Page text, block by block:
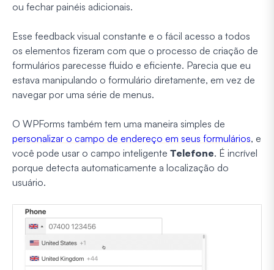
ou fechar painéis adicionais.
Esse feedback visual constante e o fácil acesso a todos
os elementos fizeram com que o processo de criação de
formulários parecesse fluido e eficiente. Parecia que eu
estava manipulando o formulário diretamente, em vez de
navegar por uma série de menus.
O WPForms também tem uma maneira simples de
personalizar o campo de endereço em seus formulários, e
você pode usar o campo inteligente Telefone. É incrível
porque detecta automaticamente a localização do
usuário.